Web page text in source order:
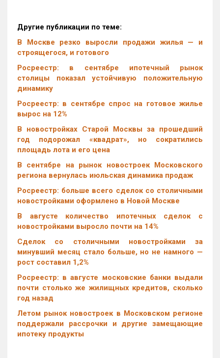
Другие публикации по теме:
В Москве резко выросли продажи жилья — и
строящегося, и готового
Росреестр: в сентябре ипотечный рынок
столицы показал устойчивую положительную
динамику
Росреестр: в сентябре спрос на готовое жилье
вырос на 12%
В новостройках Старой Москвы за прошедший
год подорожал «квадрат», но сократились
площадь лота и его цена
В сентябре на рынок новостроек Московского
региона вернулась июльская динамика продаж
Росреестр: больше всего сделок со столичными
новостройками оформлено в Новой Москве
В августе количество ипотечных сделок с
новостройками выросло почти на 14%
Cделок со столичными новостройками за
минувший месяц стало больше, но не намного —
рост составил 1,2%
Росреестр: в августе московские банки выдали
почти столько же жилищных кредитов, сколько
год назад
Летом рынок новостроек в Московском регионе
поддержали рассрочки и другие замещающие
ипотеку продукты